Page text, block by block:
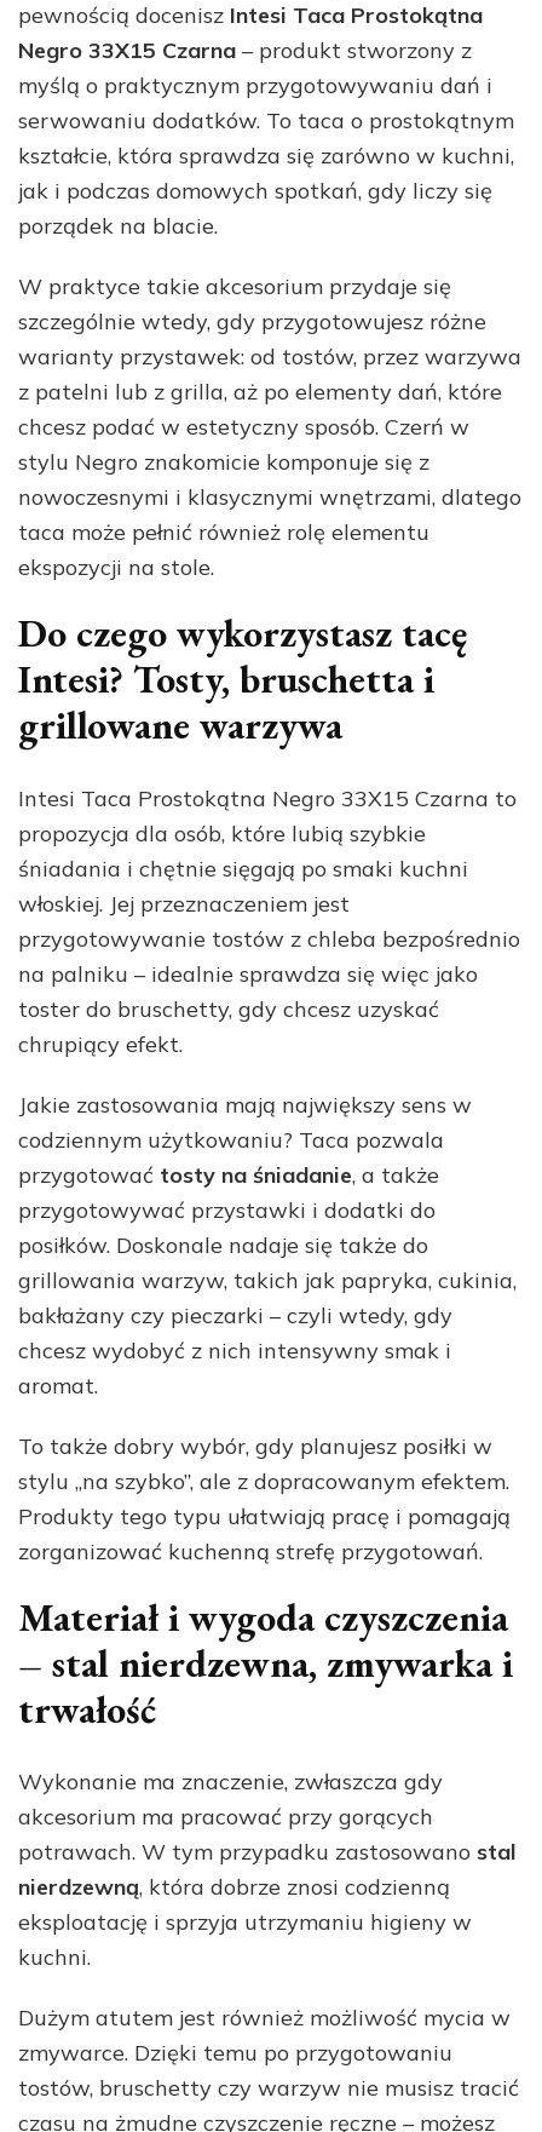
pewnością docenisz Intesi Taca Prostokątna
Negro 33X15 Czarna – produkt stworzony z
myślą o praktycznym przygotowywaniu dań i
serwowaniu dodatków. To taca o prostokątnym
kształcie, która sprawdza się zarówno w kuchni,
jak i podczas domowych spotkań, gdy liczy się
porządek na blacie.
W praktyce takie akcesorium przydaje się
szczególnie wtedy, gdy przygotowujesz różne
warianty przystawek: od tostów, przez warzywa
z patelni lub z grilla, aż po elementy dań, które
chcesz podać w estetyczny sposób. Czerń w
stylu Negro znakomicie komponuje się z
nowoczesnymi i klasycznymi wnętrzami, dlatego
taca może pełnić również rolę elementu
ekspozycji na stole.
Do czego wykorzystasz tacę
Intesi? Tosty, bruschetta i
grillowane warzywa
Intesi Taca Prostokątna Negro 33X15 Czarna to
propozycja dla osób, które lubią szybkie
śniadania i chętnie sięgają po smaki kuchni
włoskiej. Jej przeznaczeniem jest
przygotowywanie tostów z chleba bezpośrednio
na palniku – idealnie sprawdza się więc jako
toster do bruschetty, gdy chcesz uzyskać
chrupiący efekt.
Jakie zastosowania mają największy sens w
codziennym użytkowaniu? Taca pozwala
przygotować tosty na śniadanie, a także
przygotowywać przystawki i dodatki do
posiłków. Doskonale nadaje się także do
grillowania warzyw, takich jak papryka, cukinia,
bakłażany czy pieczarki – czyli wtedy, gdy
chcesz wydobyć z nich intensywny smak i
aromat.
To także dobry wybór, gdy planujesz posiłki w
stylu „na szybko”, ale z dopracowanym efektem.
Produkty tego typu ułatwiają pracę i pomagają
zorganizować kuchenną strefę przygotowań.
Materiał i wygoda czyszczenia
– stal nierdzewna, zmywarka i
trwałość
Wykonanie ma znaczenie, zwłaszcza gdy
akcesorium ma pracować przy gorących
potrawach. W tym przypadku zastosowano stal
nierdzewną, która dobrze znosi codzienną
eksploatację i sprzyja utrzymaniu higieny w
kuchni.
Dużym atutem jest również możliwość mycia w
zmywarce. Dzięki temu po przygotowaniu
tostów, bruschetty czy warzyw nie musisz tracić
czasu na żmudne czyszczenie ręczne – możesz